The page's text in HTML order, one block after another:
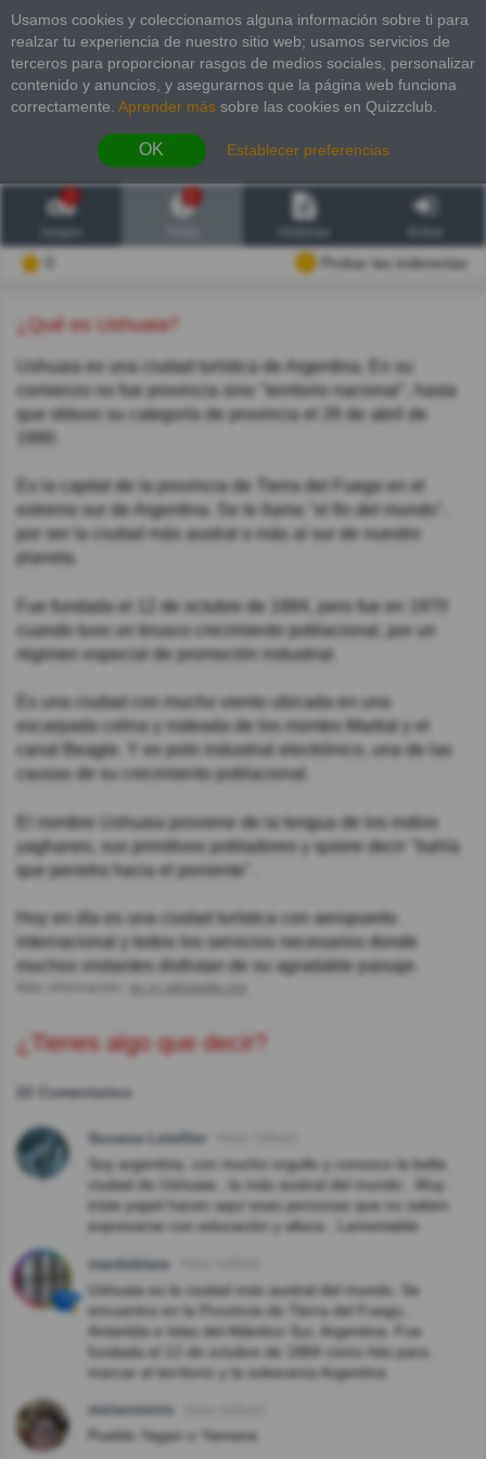
Usamos cookies y coleccionamos alguna información sobre ti para
realzar tu experiencia de nuestro sitio web; usamos servicios de
terceros para proporcionar rasgos de medios sociales, personalizar
contenido y anuncios, y asegurarnos que la página web funciona
correctamente. Aprender más sobre las cookies en Quizzclub.
OK Establecer preferencias
2
Probar las inderectas
¿Qué es Ushuaia?
Ushuaia es una ciudad turística de Argentina. En su
comienzo no fue provincia sino "territorio nacional", hasta
que obtuvo su categoría de provincia el 26 de abril de
Es la capital de la provincia de Tierra del Fuego en el
extremo sur de Argentina. Se le llama "el fin del mundo",
por ser la ciudad más austral o más al sur de nuestro
planeta.
Fue fundada el 12 de octubre de 1884, pero fue en 1970
cuando tuvo un brusco crecimiento poblacional, por un
régimen especial de promoción industrial.
Es una ciudad con mucho viento ubicada en una
escarpada colina y rodeada de los montes Martial y el
canal Beagle. Y es polo industrial electrónico, una de las
causas de su crecimiento poblacional.
El nombre Ushuaia proviene de la lengua de los indios
yaghanes, sus primitivos pobladores y quiere decir "bahía
que penetra hacia el poniente".
Hoy en día es una ciudad turística con aeropuerto
internacional y todos los servicios necesarios donde
muchos visitantes disfrutan de su agradable paisaje.
¿Tienes algo que decir?
22 Comentarios
Susana Letellier
Soy argentina, con mucho orgullo y conozco la bella
ciudad de Ushuaia , la más austral del mundo . Muy
triste papel hacen aquí esas personas que no saben
expresarse con educación y altura . Lamentable .
mardeblare
Ushuaia es la ciudad más austral del mundo. Se
encuentra en la Provincia de Tierra del Fuego,
Antártida e Islas del Atlántico Sur, Argentina. Fue
fundada el 12 de octubre de 1884 como hito para
marcar el territorio y la soberanía Argentina
mirianminio
Pueblo Yagan o Yamana